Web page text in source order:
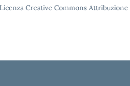
Creative Commons Attribuzione